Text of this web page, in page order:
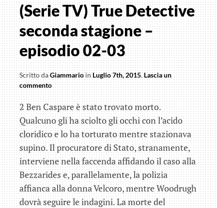
(Serie TV) True Detective
seconda stagione –
episodio 02-03
Scritto daGiammarioinLuglio 7th, 2015. Lascia un
commento
2 Ben Caspare è stato trovato morto.
Qualcuno gli ha sciolto gli occhi con l’acido
cloridico e lo ha torturato mentre stazionava
supino. Il procuratore di Stato, stranamente,
interviene nella faccenda affidando il caso alla
Bezzarides e, parallelamente, la polizia
affianca alla donna Velcoro, mentre Woodrugh
dovrà seguire le indagini. La morte del